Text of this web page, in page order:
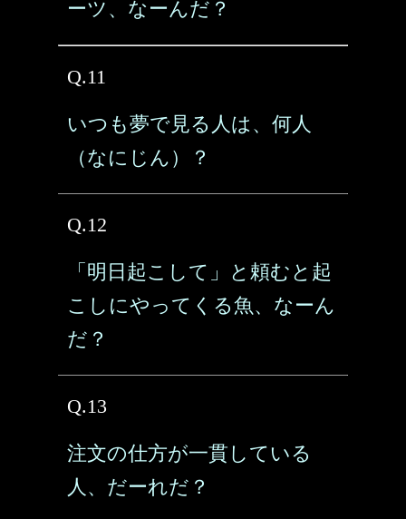
ーツ、なーんだ？
Q.11
いつも夢で見る人は、何人
（なにじん）？
Q.12
「明日起こして」と頼むと起
こしにやってくる魚、なーん
だ？
Q.13
注文の仕方が一貫している
人、だーれだ？